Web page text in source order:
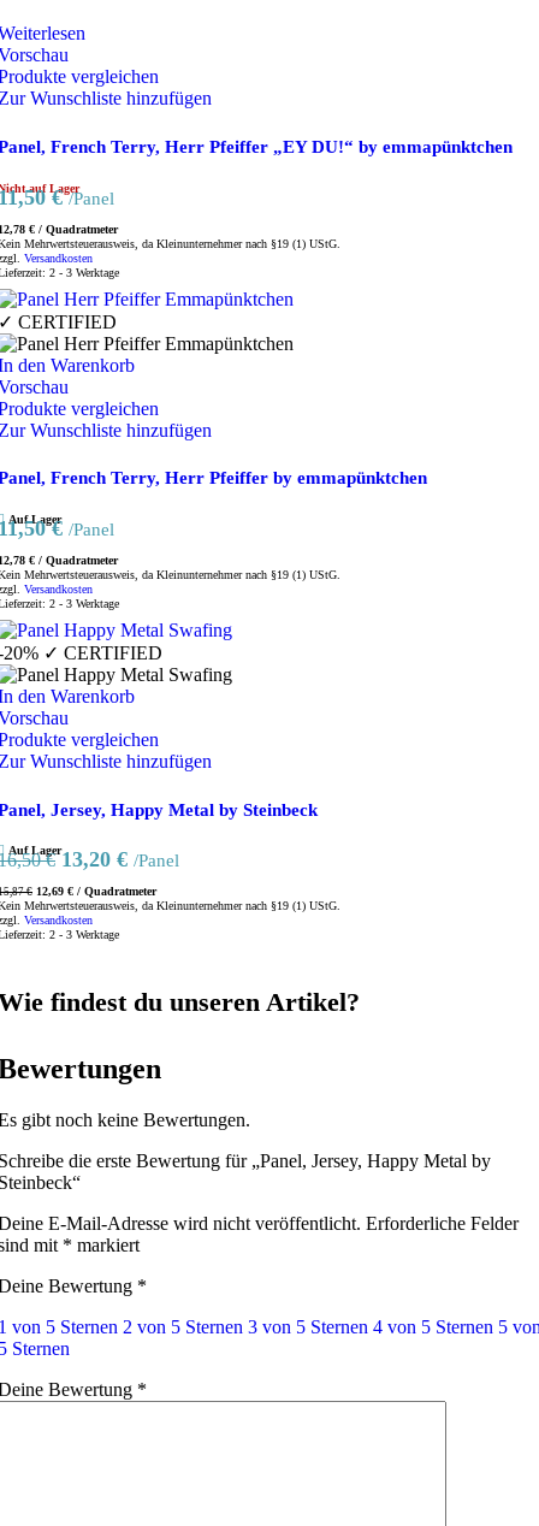
vergleichen
Wunschliste hinzufügen
French Terry, Herr Pfeiffer „EY DU!“ by emmapünktchen
auf Lager
€ /Panel
€ / Quadratmeter
Mehrwertsteuerausweis, da Kleinunternehmer nach §19 (1) UStG.
Versandkosten
2 - 3 Werktage
CERTIFIED
den Warenkorb
vergleichen
Wunschliste hinzufügen
French Terry, Herr Pfeiffer by emmapünktchen
Auf Lager
€ /Panel
€ / Quadratmeter
Mehrwertsteuerausweis, da Kleinunternehmer nach §19 (1) UStG.
Versandkosten
2 - 3 Werktage
20% ✓ CERTIFIED
den Warenkorb
vergleichen
Wunschliste hinzufügen
Jersey, Happy Metal by Steinbeck
Auf Lager
€ Ursprünglicher
Preis
war:
16,50 €
13,20 €Aktueller
Preis
ist:
/Panel
€ 12,69 € / Quadratmeter
Mehrwertsteuerausweis, da Kleinunternehmer nach §19 (1) UStG.
Versandkosten
2 - 3 Werktage
findest du unseren Artikel?
gibt noch keine Bewertungen.
die erste Bewertung für „Panel, Jersey, Happy Metal by
E-Mail-Adresse wird nicht veröffentlicht. Erforderliche Felder
mit * markiert
Bewertung *
von 5 Sternen 2 von 5 Sternen 3 von 5 Sternen 4 von 5 Sternen 5
Sternen
Bewertung *